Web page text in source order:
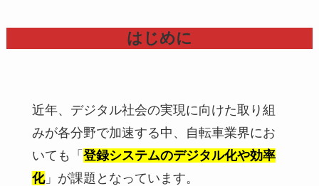
はじめに
近年、デジタル社会の実現に向けた取り組
みが各分野で加速する中、自転車業界にお
いても「 登録システムのデジタル化や効率
化」が課題となっています。